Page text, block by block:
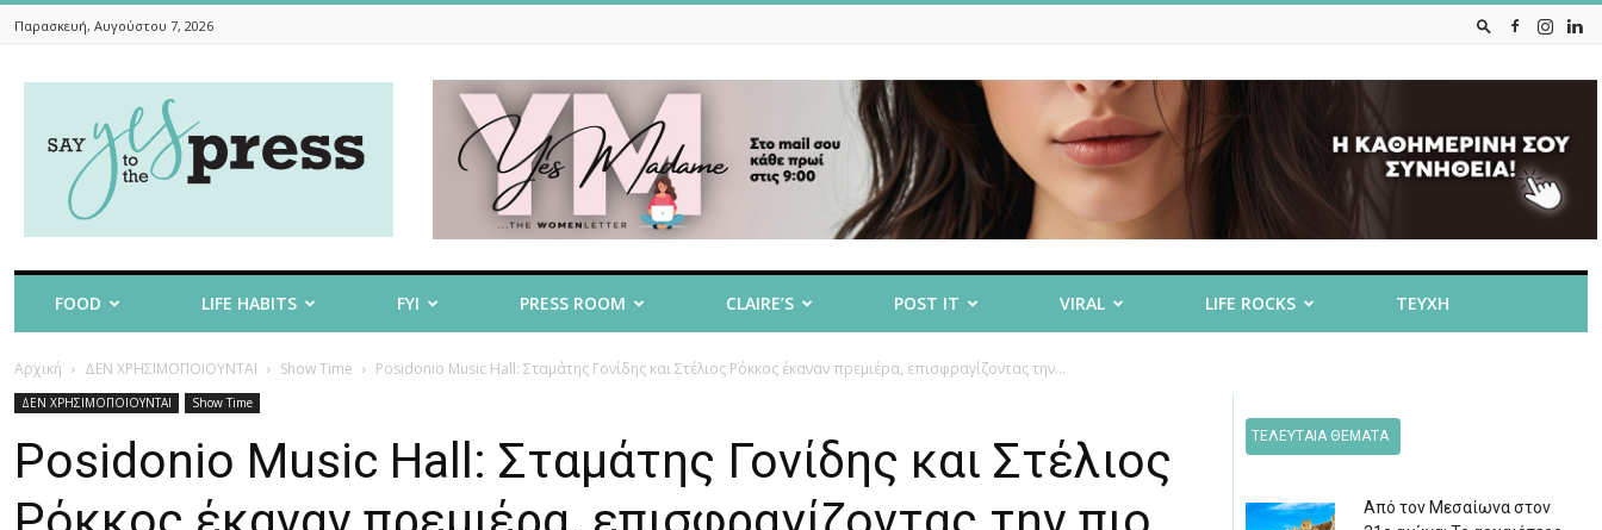
Παρασκευή, Αυγούστου 7, 2026
To
The
FOOD LIFE HABITS FYI PRESS ROOM CLAIRE’S POST IT VIRAL LIFE ROCKS ΤΕΥΧΗ
Αρχική ΔΕΝ ΧΡΗΣΙΜΟΠΟΙΟΥΝΤΑΙ Show Time Posidonio Music Hall: Σταμάτης Γονίδης και Στέλιος Ρόκκος έκαναν πρεμιέρα, επισφραγίζοντας την...
ΔΕΝ ΧΡΗΣΙΜΟΠΟΙΟΥΝΤΑΙ Show Time
Posidonio Music Hall: Σταμάτης Γονίδης και Στέλιος
ΤΕΛΕΥΤΑΙΑ ΘΕΜΑΤΑ
Από τον Μεσαίωνα στον